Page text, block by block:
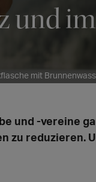
und
mit
und -vereine
zu reduzieren.